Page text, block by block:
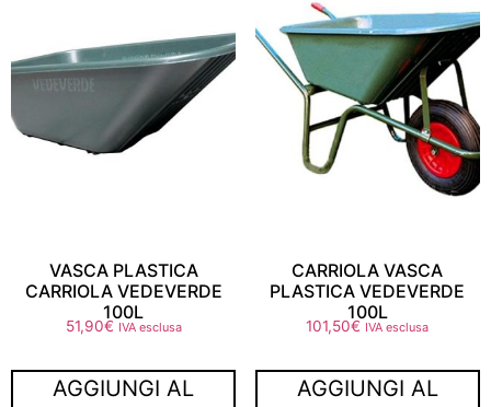
VASCA PLASTICA
CARRIOLA VEDEVERDE
100L
51,90€ IVA esclusa
AGGIUNGI AL
CARRIOLA VASCA
PLASTICA VEDEVERDE
100L
101,50€ IVA esclusa
AGGIUNGI AL